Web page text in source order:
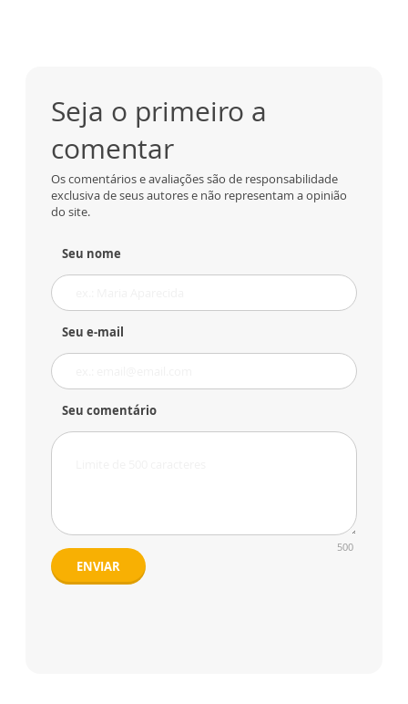
Seja o primeiro a
comentar
Os comentários e avaliações são de responsabilidade
exclusiva de seus autores e não representam a opinião
do site.
Seu nome
Seu e-mail
Seu comentário
500
ENVIAR